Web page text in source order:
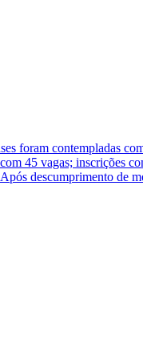
foram contempladas
45 vagas; inscrições
Após descumprimento de